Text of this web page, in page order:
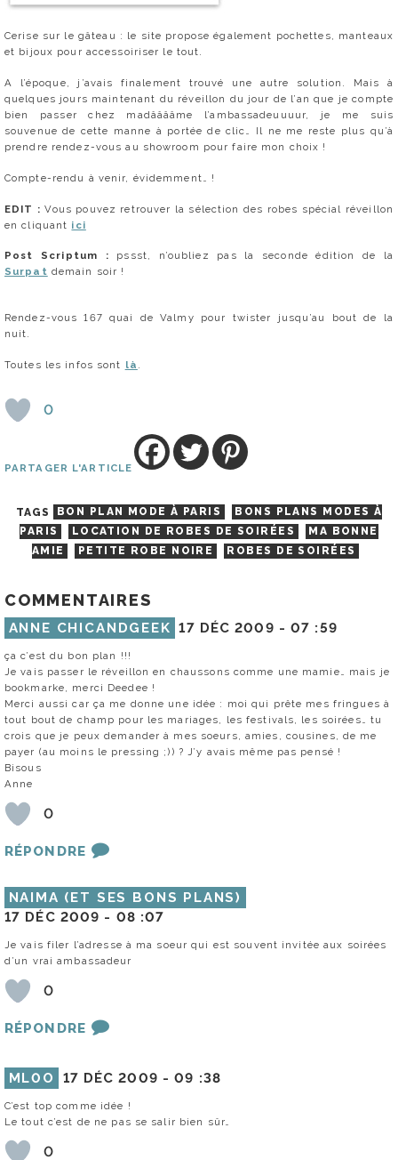
Cerise sur le gâteau : le site propose également pochettes, manteaux
et bijoux pour accessoiriser le tout.
A l’époque, j’avais finalement trouvé une autre solution. Mais à
quelques jours maintenant du réveillon du jour de l’an que je compte
bien passer chez madââââme l’ambassadeuuuur, je me suis
souvenue de cette manne à portée de clic… Il ne me reste plus qu’à
prendre rendez-vous au showroom pour faire mon choix !
Compte-rendu à venir, évidemment… !
EDIT : Vous pouvez retrouver la sélection des robes spécial réveillon
en cliquant ici
Post Scriptum : pssst, n’oubliez pas la seconde édition de la
Surpat demain soir !
Rendez-vous 167 quai de Valmy pour twister jusqu’au bout de la
nuit.
Toutes les infos sont là
0
PARTAGER L'ARTICLE
TAGS BON PLAN MODE À PARIS
BONS PLANS MODES À
PARIS
LOCATION DE ROBES DE SOIRÉES
MA BONNE
AMIE
PETITE ROBE NOIRE ROBES DE SOIRÉES
COMMENTAIRES
ANNE CHICANDGEEK 17 DÉC 2009 -07 :59
ça c’est du bon plan !!!
Je vais passer le réveillon en chaussons comme une mamie… mais je
bookmarke, merci Deedee !
Merci aussi car ça me donne une idée : moi qui prête mes fringues à
tout bout de champ pour les mariages, les festivals, les soirées… tu
crois que je peux demander à mes soeurs, amies, cousines, de me
payer (au moins le pressing ;)) ? J’y avais même pas pensé !
Bisous
Anne
0
RÉPONDRE
NAIMA (ET SES BONS PLANS)
17 DÉC 2009 - 08 :07
Je vais filer l’adresse à ma soeur qui est souvent invitée aux soirées
d’un vrai ambassadeur
0
RÉPONDRE
ML0O 17 DÉC 2009 -09 :38
C’est top comme idée !
Le tout c’est de ne pas se salir bien sûr…
0